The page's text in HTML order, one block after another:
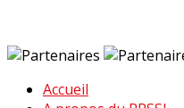
Accueil